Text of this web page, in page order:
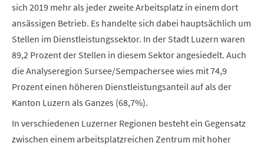
sich 2019 mehr als jeder zweite Arbeitsplatz in einem dort
ansässigen Betrieb. Es handelte sich dabei hauptsächlich um
Stellen im Dienstleistungssektor. In der Stadt Luzern waren
89,2 Prozent der Stellen in diesem Sektor angesiedelt. Auch
die Analyseregion Sursee/Sempachersee wies mit 74,9
Prozent einen höheren Dienstleistungsanteil auf als der
Kanton Luzern als Ganzes (68,7%).
In verschiedenen Luzerner Regionen besteht ein Gegensatz
zwischen einem arbeitsplatzreichen Zentrum mit hoher